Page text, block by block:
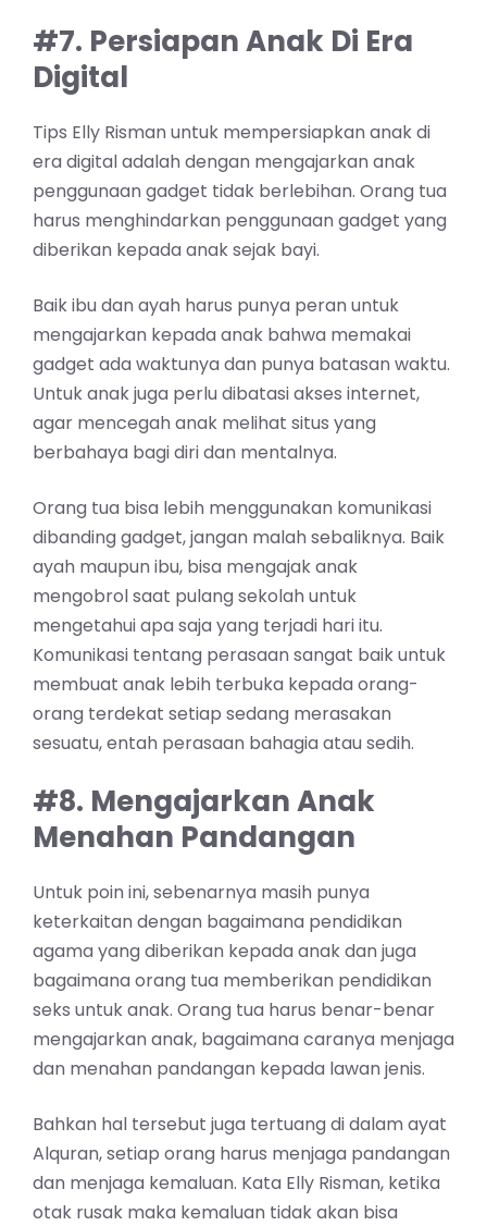
#7. Persiapan Anak Di Era
Digital
Tips Elly Risman untuk mempersiapkan anak di
era digital adalah dengan mengajarkan anak
penggunaan gadget tidak berlebihan. Orang tua
harus menghindarkan penggunaan gadget yang
diberikan kepada anak sejak bayi.
Baik ibu dan ayah harus punya peran untuk
mengajarkan kepada anak bahwa memakai
gadget ada waktunya dan punya batasan waktu.
Untuk anak juga perlu dibatasi akses internet,
agar mencegah anak melihat situs yang
berbahaya bagi diri dan mentalnya.
Orang tua bisa lebih menggunakan komunikasi
dibanding gadget, jangan malah sebaliknya. Baik
ayah maupun ibu, bisa mengajak anak
mengobrol saat pulang sekolah untuk
mengetahui apa saja yang terjadi hari itu.
Komunikasi tentang perasaan sangat baik untuk
membuat anak lebih terbuka kepada orang-
orang terdekat setiap sedang merasakan
sesuatu, entah perasaan bahagia atau sedih.
#8. Mengajarkan Anak
Menahan Pandangan
Untuk poin ini, sebenarnya masih punya
keterkaitan dengan bagaimana pendidikan
agama yang diberikan kepada anak dan juga
bagaimana orang tua memberikan pendidikan
seks untuk anak. Orang tua harus benar-benar
mengajarkan anak, bagaimana caranya menjaga
dan menahan pandangan kepada lawan jenis.
Bahkan hal tersebut juga tertuang di dalam ayat
Alquran, setiap orang harus menjaga pandangan
dan menjaga kemaluan. Kata Elly Risman, ketika
otak rusak maka kemaluan tidak akan bisa